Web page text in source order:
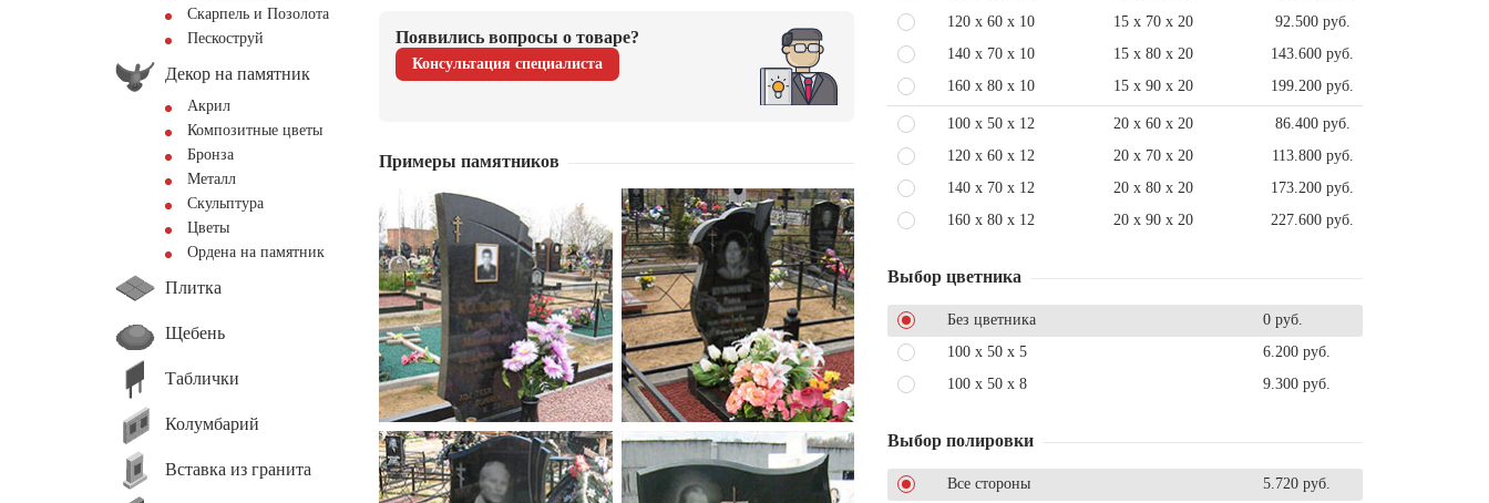
Скарпель и Позолота
Пескоструй
Декор на памятник
Акрил
Композитные цветы
Бронза
Металл
Скульптура
Цветы
Ордена на памятник
Плитка
Щебень
Таблички
Колумбарий
Вставка из гранита
Появились вопросы о товаре?
Консультация специалиста
Примеры памятников
120 x 60 x 10
15 x 70 x 20
92.500 руб.
140 x 70 x 10
15 x 80 x 20
143.600 руб.
160 x 80 x 10
15 x 90 x 20 199.200 руб.
100 x 50 x 12 20 x 60 x 20
86.400 руб.
120 x 60 x 12
20 x 70 x 20
113.800 руб.
140 x 70 x 12
20 x 80 x 20
173.200 руб.
160 x 80 x 12
20 x 90 x 20 227.600 руб.
Выбор цветника
Без цветника
0 руб.
100 x 50 x 5
6.200 руб.
100 x 50 x 8
9.300 руб.
Выбор полировки
Все стороны
5.720 руб.